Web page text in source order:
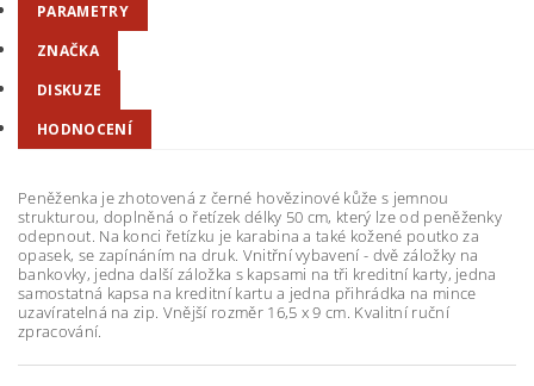
PARAMETRY
ZNAČKA
DISKUZE
HODNOCENÍ
Peněženka je zhotovená z černé hovězinové kůže s jemnou
strukturou, doplněná o řetízek délky 50 cm, který lze od peněženky
odepnout. Na konci řetízku je karabina a také kožené poutko za
opasek, se zapínáním na druk. Vnitřní vybavení - dvě záložky na
bankovky, jedna další záložka s kapsami na tři kreditní karty, jedna
samostatná kapsa na kreditní kartu a jedna přihrádka na mince
uzavíratelná na zip. Vnější rozměr 16,5 x 9 cm. Kvalitní ruční
zpracování.